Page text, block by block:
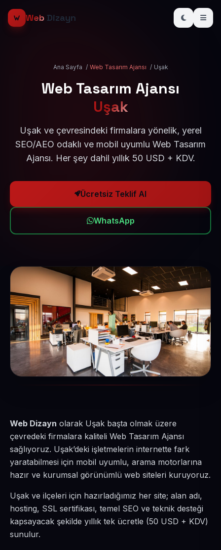
Web Dizayn
Ana Sayfa / Web Tasarım Ajansı / Uşak
Web Tasarım Ajansı
Uşak
Uşak ve çevresindeki firmalara yönelik, yerel
SEO/AEO odaklı ve mobil uyumlu Web Tasarım
Ajansı. Her şey dahil yıllık 50 USD + KDV.
Ücretsiz Teklif Al
WhatsApp
Web Dizayn olarak Uşak başta olmak üzere
çevredeki firmalara kaliteli Web Tasarım Ajansı
sağlıyoruz. Uşak’deki işletmelerin internette fark
yaratabilmesi için mobil uyumlu, arama motorlarına
hazır ve kurumsal görünümlü web siteleri kuruyoruz.
Uşak ve ilçeleri için hazırladığımız her site; alan adı,
hosting, SSL sertifikası, temel SEO ve teknik desteği
kapsayacak şekilde yıllık tek ücretle (50 USD + KDV)
sunulur.